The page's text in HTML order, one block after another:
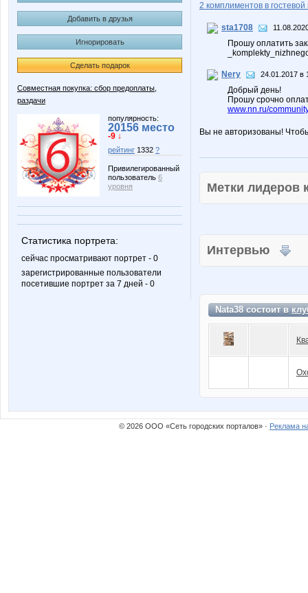
Добавить в друзья
Игнорировать
Сделать подарок
Совместная покупка: сбор предоплаты,
раздачи
популярность:
20156 место
-9 ↓
рейтинг 1332 ?
Привилегированный
пользователь 6
уровня
Статистика портрета:
сейчас просматривают портрет - 0
зарегистрированные пользователи
посетившие портрет за 7 дней - 0
2 комплиментов в гостевой
sta1708
Прошу оплатить
Nery 24.01.2017 в
Добрый день!
Прошу срочно
www.nn.ru/
Вы не авторизованы!
Метки
Интервью
Nata38 состоит в
© 2026 ООО «Сеть городских порталов» · Реклама